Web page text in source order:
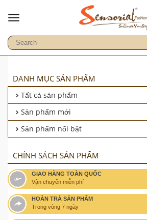
DANH MỤC SẢN PHẨM
Tất cả sản phẩm
Sản phẩm mới
Sản phẩm nổi bật
CHÍNH SÁCH SẢN PHẨM
GIAO HÀNG TOÀN QUỐC
Vận chuyển miễn phí
HOÀN TRẢ SẢN PHẨM
Trong vòng 7 ngày